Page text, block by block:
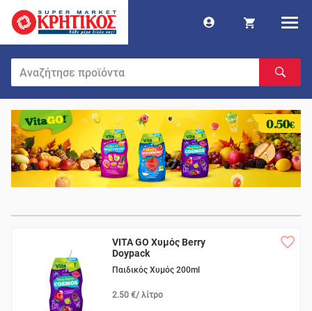
VITA GO Χυμός Berry
Doypack
Παιδικός Χυμός 200ml
2.50 €/ λίτρο